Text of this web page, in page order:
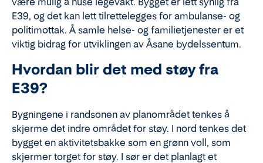
E39, og det kan lett tilrettelegges for ambulanse- og
politimottak. Å samle helse- og familietjenester er et
viktig bidrag for utviklingen av Åsane bydelssentum.
Hvordan blir det med støy fra
E39?
Bygningene i randsonen av planområdet tenkes å
skjerme det indre området for støy. I nord tenkes det
bygget en aktivitetsbakke som en grønn voll, som
skjermer torget for støy. I sør er det planlagt et